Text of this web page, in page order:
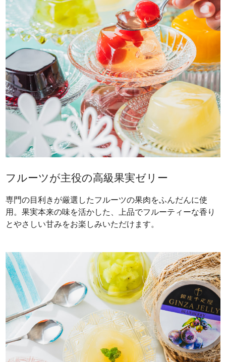
フルーツが主役の高級果実ゼリー
専門の目利きが厳選したフルーツの果肉をふんだんに使
用。果実本来の味を活かした、上品でフルーティーな香り
とやさしい甘みをお楽しみいただけます。